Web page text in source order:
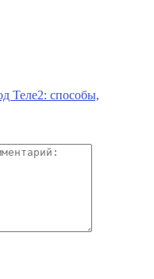
Теле2: способы,